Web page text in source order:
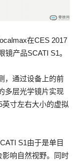
在CES 2017
镜产品SCATI S1。
，通过设备上的前
多层光学镜片实现
寸左右大小的虚拟
S1由于是单目
响自然视野。同时